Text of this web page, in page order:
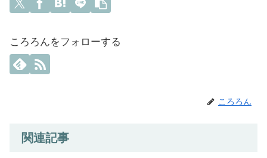
ころろんをフォローする
ころろん
関連記事